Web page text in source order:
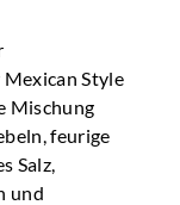
Style
Mischung
feurige
Salz,
und